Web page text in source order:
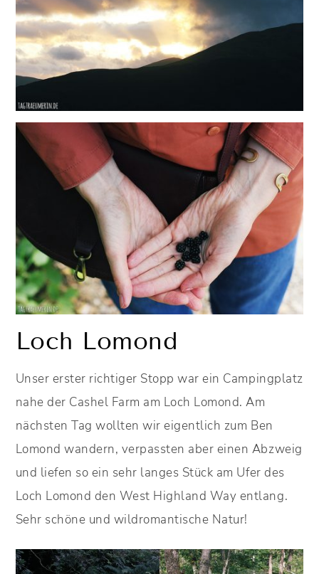
Loch Lomond
Unser erster richtiger Stopp war ein Campingplatz
nahe der Cashel Farm am Loch Lomond. Am
nächsten Tag wollten wir eigentlich zum Ben
Lomond wandern, verpassten aber einen Abzweig
und liefen so ein sehr langes Stück am Ufer des
Loch Lomond den West Highland Way entlang.
Sehr schöne und wildromantische Natur!